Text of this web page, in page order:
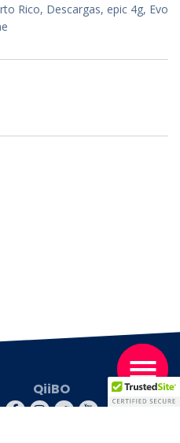
Rico, Descargas, epic 4g, Evo
QiiBO